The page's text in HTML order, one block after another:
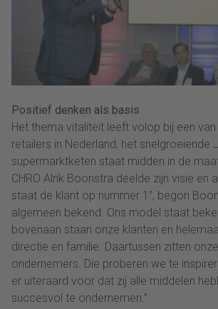
Positief denken als basis
Het thema vitaliteit leeft volop bij een
retailers in Nederland, het snelgroeiende
supermarktketen staat midden in de
CHRO Alrik Boonstra deelde zijn visie en
staat de klant op nummer 1”, begon
algemeen bekend. Ons model staat
bovenaan staan onze klanten en
directie en familie. Daartussen zitten
ondernemers. Die proberen we te
er uiteraard voor dat zij alle middelen
succesvol te ondernemen.”